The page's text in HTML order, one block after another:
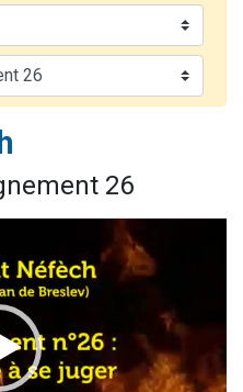
pour étudier en groupe sur Zoom
son Maasser
4 personnes viennent de nous rejoindre sur WhatsApp
de faire un don pour Événements Torah-Box
26